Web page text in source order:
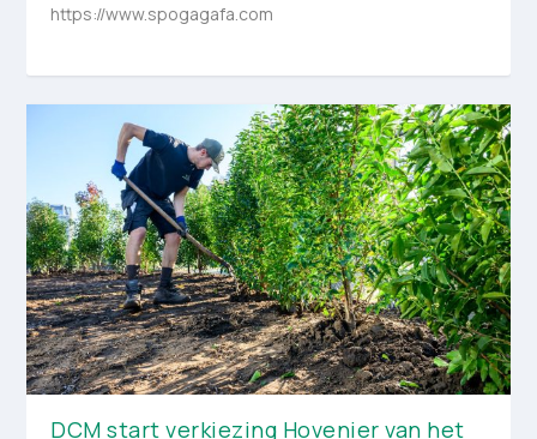
https://www.spogagafa.com
DCM start verkiezing Hovenier van het